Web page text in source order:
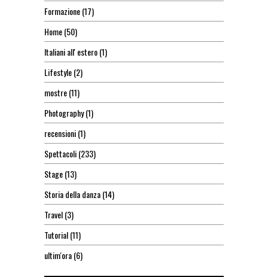
Formazione(17)
Home(50)
Italiani all' estero(1)
Lifestyle(2)
mostre(11)
Photography(1)
recensioni(1)
Spettacoli(233)
Stage(13)
Storia della danza(14)
Travel(3)
Tutorial(11)
ultim'ora(6)